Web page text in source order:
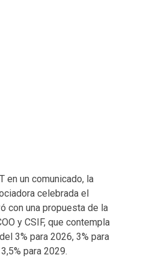
en un comunicado, la
celebrada el
con una propuesta de la
y CSIF, que contempla
3% para 2026, 3% para
para 2029.